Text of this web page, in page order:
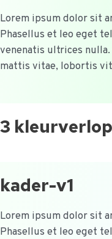
Lorem ipsum dolor sit
Phasellus et leo eget
venenatis ultrices nulla.
mattis vitae, lobortis
3
kader-v1
Lorem ipsum dolor sit
Phasellus et leo eget